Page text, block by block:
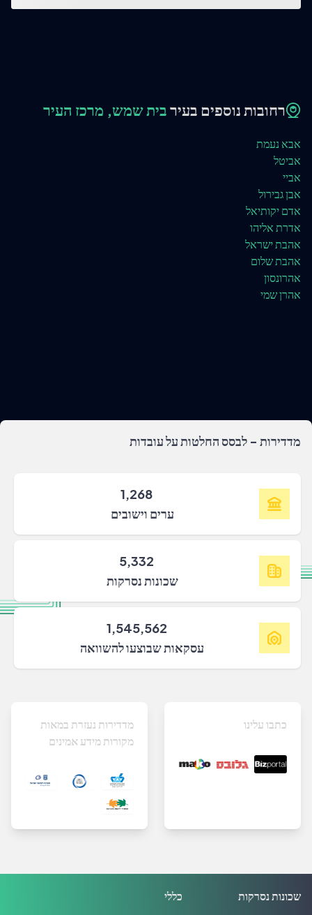
רחובות נוספים בעירבית שמש, מרכז העיר
אבא נעמת
אביטל
אביי
אבן גבירול
אדם יקותיאל
אדרת אליהו
אהבת ישראל
אהבת שלום
אהרונסון
אהרן שמי
מדדירות - לבסס החלטות על עובדות
1,268
ערים וישובים
5,332
שכונות נסרקות
1,545,562
עסקאות שבוצעו להשוואה
מדדירות נעזרת במאות
מקורות מידע אמינים
כתבו עלינו
כללי שכונות נסרקות